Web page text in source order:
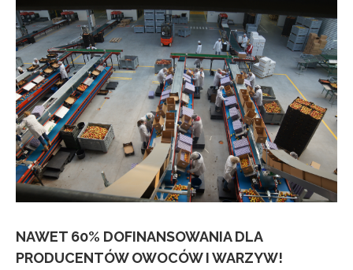
NAWET 60% DOFINANSOWANIA DLA
PRODUCENTÓW OWOCÓW I WARZYW!